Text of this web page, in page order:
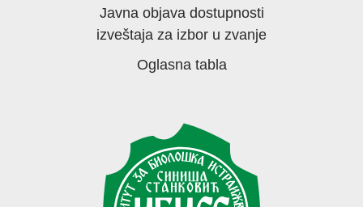
Javna objava dostupnosti
izveštaja za izbor u zvanje
Oglasna tabla